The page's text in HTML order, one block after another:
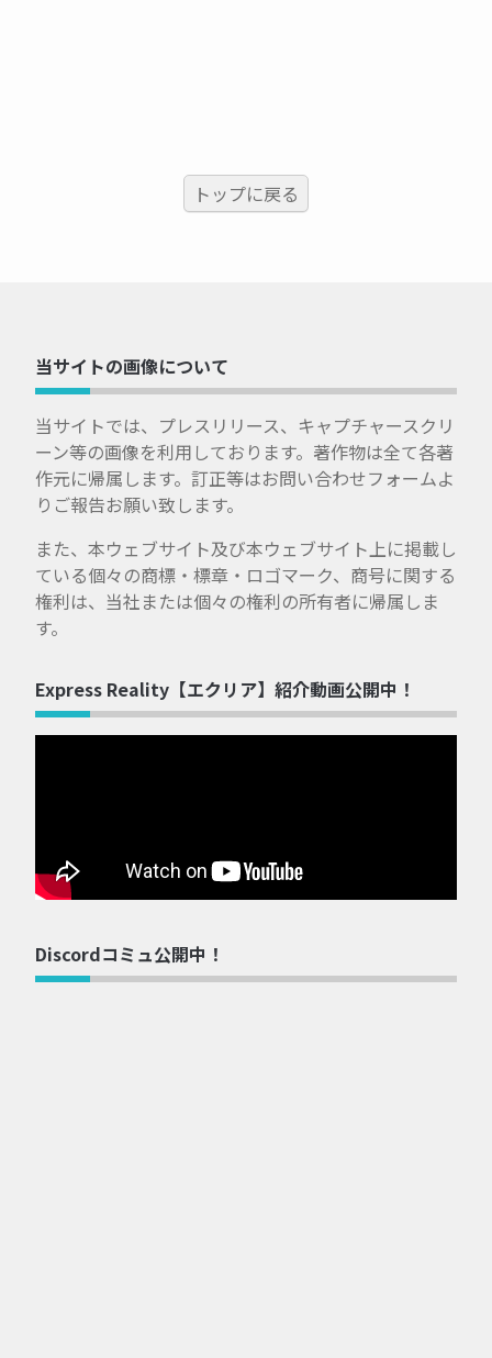
トップに戻る
当サイトの画像について
当サイトでは、プレスリリース、キャプチャースクリ
ーン等の画像を利用しております。著作物は全て各著
作元に帰属します。訂正等はお問い合わせフォームよ
りご報告お願い致します。
また、本ウェブサイト及び本ウェブサイト上に掲載し
ている個々の商標・標章・ロゴマーク、商号に関する
権利は、当社または個々の権利の所有者に帰属しま
す。
Express Reality【エクリア】紹介動画公開中！
Discordコミュ公開中！